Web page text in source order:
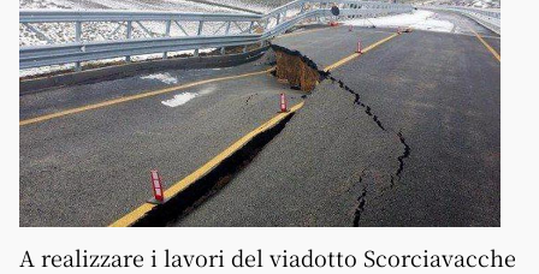
A realizzare i lavori del viadotto Scorciavacche